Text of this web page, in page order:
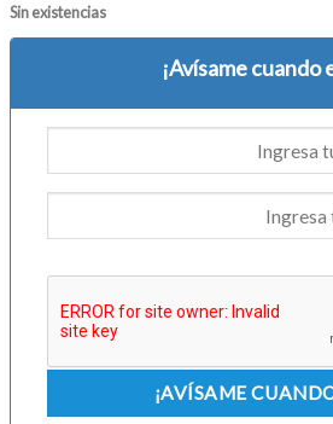
Sin existencias
¡Avísame